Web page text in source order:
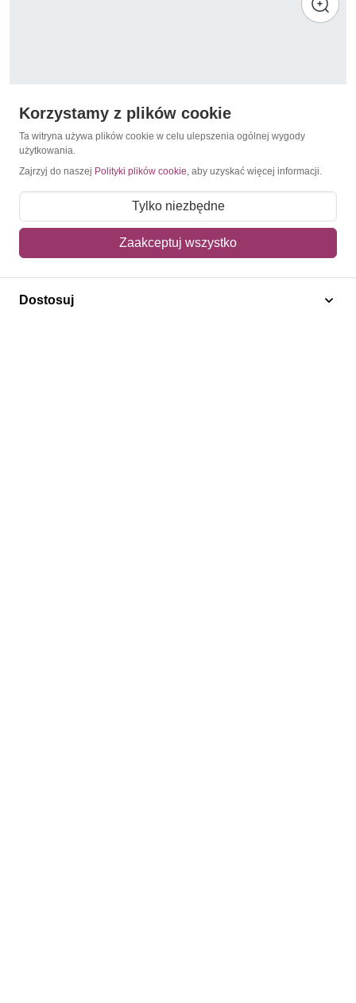
San Marino 1974 Mi 1067-1068 Czyste **
3,50 zł
Dodaj do koszyka
Korzystamy z plików cookie
Ta witryna używa plików cookie w celu ulepszenia ogólnej wygody
użytkowania.
Zajrzyj do naszej Polityki plików cookie, aby uzyskać więcej informacji.
Tylko niezbędne
Zaakceptuj wszystko
Dostosuj